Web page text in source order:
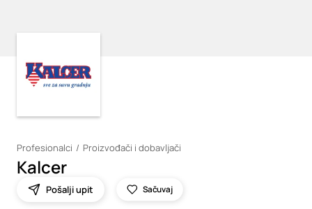
Profesionalci Proizvođači i dobavljači
Kalcer
Pošalji upit Sačuvaj